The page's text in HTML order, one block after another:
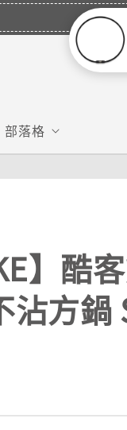
部落格
】酷
沾方鍋